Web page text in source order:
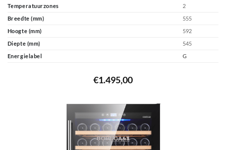
Temperatuurzones
2
Breedte (mm)
555
Hoogte (mm)
592
Diepte (mm)
545
Energielabel
G
€1.495,00